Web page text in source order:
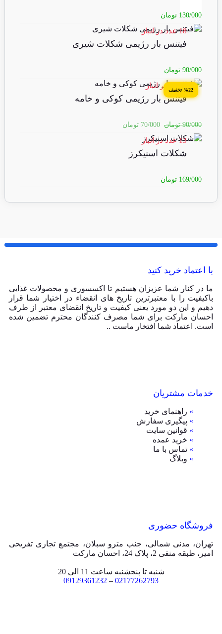
130/000 تومان
18 عدد در انبار
فیتنس بار رژیمی شکلات شیری
90/000 تومان
%22 تخفیف
فیتنس بار رژیمی کوکی و خامه
90/000 تومان 70/000 تومان
13 عدد در انبار
شکلات اسنیکرز
169/000 تومان
با اعتماد خرید کنید
ما در کنار شما عزیزان هستیم تا اکسسوری و محصولات غذایی
باکیفیت را با معتبرترین تاریخ های انقضاء در اختیار شما قرار
دهیم و این دو مورد یعنی کیفیت و تاریخ انقضای معتبر از طرف
احسان مارکت برای شما مصرف کنندگان محترم تضمین شده
است. اعتماد شما افتخار ماست ..
خدمات مشتریان
» راهنمای خرید
» پیگیری سفارش
» قوانین سایت
» خرید عمده
» تماس با ما
» وبلاگ
فروشگاه حضوری
تهران، مدنی شمالی، جنب مترو سبلان، مجتمع تجاری تفریحی
امیر، طبقه منفی 2، پلاک 24، احسان مارکت
شنبه تا پنجشنبه ساعت 11 الی 20
02177262793
–
09129361232